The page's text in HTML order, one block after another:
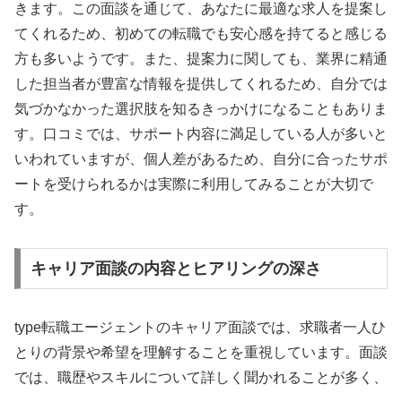
きます。この面談を通じて、あなたに最適な求人を提案し
てくれるため、初めての転職でも安心感を持てると感じる
方も多いようです。また、提案力に関しても、業界に精通
した担当者が豊富な情報を提供してくれるため、自分では
気づかなかった選択肢を知るきっかけになることもありま
す。口コミでは、サポート内容に満足している人が多いと
いわれていますが、個人差があるため、自分に合ったサポ
ートを受けられるかは実際に利用してみることが大切で
す。
キャリア面談の内容とヒアリングの深さ
type転職エージェントのキャリア面談では、求職者一人ひ
とりの背景や希望を理解することを重視しています。面談
では、職歴やスキルについて詳しく聞かれることが多く、